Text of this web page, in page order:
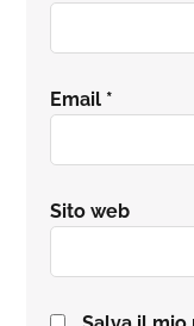
Email *
Sito web